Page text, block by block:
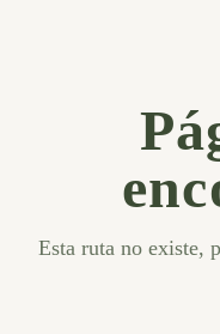
Esta ruta no existe,